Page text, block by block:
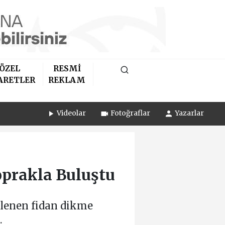
ÖZEL
RESMİ
REKLAM
Videolar Fotoğraflar Yazarlar
Buluştu
fidan dikme